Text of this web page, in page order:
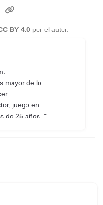
BY 4.0 por el autor.
mayor de lo
juego en
de 25 años. "'